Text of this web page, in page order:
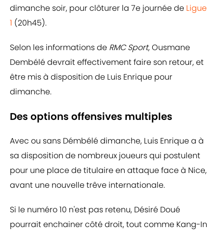
dimanche soir, pour clôturer la 7e journée de Ligue
1 (20h45).
Selon les informations de RMC Sport, Ousmane
Dembélé devrait effectivement faire son retour, et
être mis à disposition de Luis Enrique pour
dimanche.
Des options offensives multiples
Avec ou sans Démbélé dimanche, Luis Enrique a à
sa disposition de nombreux joueurs qui postulent
pour une place de titulaire en attaque face à Nice,
avant une nouvelle trêve internationale.
Si le numéro 10 n'est pas retenu, Désiré Doué
pourrait enchainer côté droit, tout comme Kang-In